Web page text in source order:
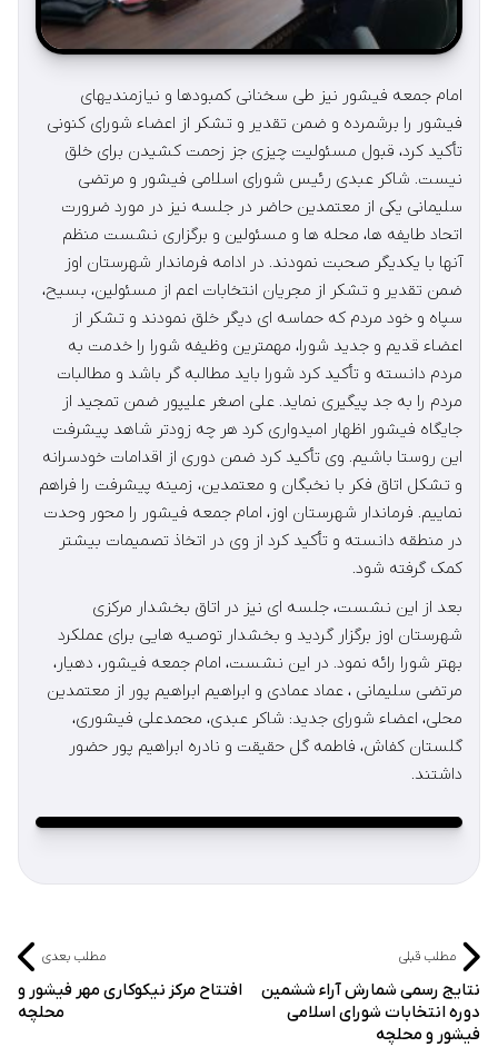
امام جمعه فیشور نیز طی سخنانی کمبودها و نیازمندیهای
فیشور را برشمرده و ضمن تقدیر و تشکر از اعضاء شورای کنونی
تأکید کرد، قبول مسئولیت چیزی جز زحمت کشیدن برای خلق
نیست. شاکر عبدی رئیس شورای اسلامی فیشور و مرتضی
سلیمانی یکی از معتمدین حاضر در جلسه نیز در مورد ضرورت
اتحاد طایفه ها، محله ها و مسئولین و برگزاری نشست منظم
آنها با یکدیگر صحبت نمودند. در ادامه فرماندار شهرستان اوز
ضمن تقدیر و تشکر از مجریان انتخابات اعم از مسئولین، بسیح،
سپاه و خود مردم که حماسه ای دیگر خلق نمودند و تشکر از
اعضاء قدیم و جدید شورا، مهمترین وظیفه شورا را خدمت به
مردم دانسته و تأکید کرد شورا باید مطالبه گر باشد و مطالبات
مردم را به جد پیگیری نماید. علی اصغر علیپور ضمن تمجید از
جایگاه فیشور اظهار امیدواری کرد هر چه زودتر شاهد پیشرفت
این روستا باشیم. وی تأکید کرد ضمن دوری از اقدامات خودسرانه
و تشکل اتاق فکر با نخبگان و معتمدین، زمینه پیشرفت را فراهم
نماییم. فرماندار شهرستان اوز، امام جمعه فیشور را محور وحدت
در منطقه دانسته و تأکید کرد از وی در اتخاذ تصمیمات بیشتر
کمک گرفته شود.
بعد از این نشست، جلسه ای نیز در اتاق بخشدار مرکزی
شهرستان اوز برگزار گردید و بخشدار توصیه هایی برای عملکرد
بهتر شورا رائه نمود. در این نشست، امام جمعه فیشور، دهیار،
مرتضی سلیمانی ، عماد عمادی و ابراهیم ابراهیم پور از معتمدین
محلی، اعضاء شورای جدید: شاکر عبدی، محمدعلی فیشوری،
گلستان کفاش، فاطمه گل حقیقت و نادره ابراهیم پور حضور
داشتند.
مطلب قبلی
نتایج رسمی شمارش آراء ششمین
دوره انتخابات شورای اسلامی
فیشور و محلچه
مطلب بعدی
افتتاح مرکز نیکوکاری مهر فیشور و
محلچه